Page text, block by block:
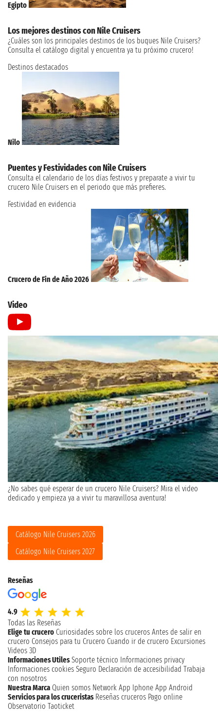
Egipto
Los mejores destinos con Nile Cruisers
¿Cuáles son los principales destinos de los buques Nile Cruisers?
Consulta el catálogo digital y encuentra ya tu próximo crucero!
Destinos destacados
Nilo
Puentes y Festividades con Nile Cruisers
Consulta el calendario de los días festivos y preparate a vivir tu
crucero Nile Cruisers en el periodo que más prefieres.
Festividad en evidencia
Crucero de Fin de Año 2026
Video
¿No sabes qué esperar de un crucero Nile Cruisers? Mira el video
dedicado y empieza ya a vivir tu maravillosa aventura!
Catálogo Nile Cruisers 2026
Catálogo Nile Cruisers 2027
Reseñas
4.9
Todas las Reseñas
Elige tu crucero Curiosidades sobre los cruceros Antes de salir en
crucero Consejos para tu Crucero Cuando ir de crucero Excursiones
Videos 3D
Informaciones Utiles Soporte técnico Informaciones privacy
Informaciones cookies Seguro Declaración de accesibilidad Trabaja
con nosotros
Nuestra Marca Quien somos Network App Iphone App Android
Servicios para los cruceristas Reseñas cruceros Pago online
Observatorio Taoticket